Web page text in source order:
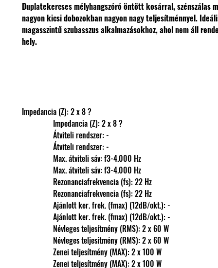
Duplatekercses mélyhangszóró öntött kosárral, szénszálas
nagyon kicsi dobozokban nagyon nagy teljesítménnyel.
magasszintű szubasszus alkalmazásokhoz, ahol nem áll
hely.
Impedancia (Z): 2 x 8 ?
                Impedancia (Z): 2 x 8 ?
                Átviteli rendszer: -
                Átviteli rendszer: -
                Max. átviteli sáv: f3-4.000 Hz
                Max. átviteli sáv: f3-4.000 Hz
                Rezonanciafrekvencia (fs): 22 Hz
                Rezonanciafrekvencia (fs): 22 Hz
                Ajánlott ker. frek. (fmax) (12dB/okt.): -
                Ajánlott ker. frek. (fmax) (12dB/okt.): -
                Névleges teljesítmény (RMS): 2 x 60 W
                Névleges teljesítmény (RMS): 2 x 60 W
                Zenei teljesítmény (MAX): 2 x 100 W
                Zenei teljesítmény (MAX): 2 x 100 W